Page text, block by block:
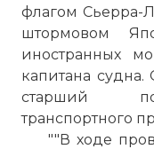
флагом Сьерра-
штормовом
иностранных
капитана
старший
транспортного
""В ходе